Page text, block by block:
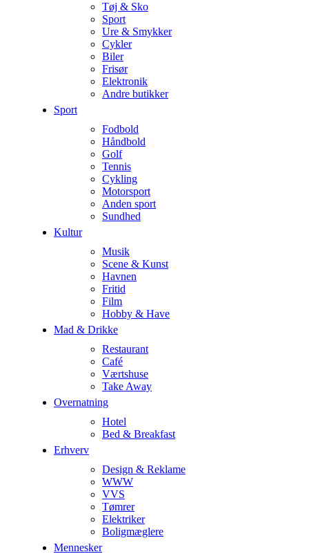
Tøj & Sko
Sport
Ure & Smykker
Cykler
Biler
Frisør
Elektronik
Andre butikker
Sport
Fodbold
Håndbold
Golf
Tennis
Cykling
Motorsport
Anden sport
Sundhed
Kultur
Musik
Scene & Kunst
Havnen
Fritid
Film
Hobby & Have
Mad & Drikke
Restaurant
Café
Værtshuse
Take Away
Overnatning
Hotel
Bed & Breakfast
Erhverv
Design & Reklame
WWW
VVS
Tømrer
Elektriker
Boligmæglere
Mennesker